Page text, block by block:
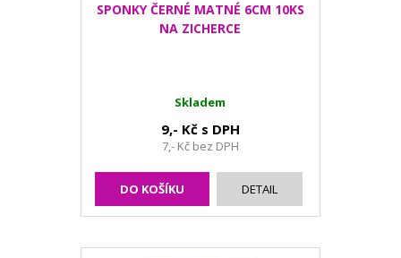
SPONKY ČERNÉ MATNÉ 6CM 10KS
NA ZICHERCE
Skladem
9,- Kč s DPH
7,- Kč bez DPH
DO KOŠÍKU DETAIL